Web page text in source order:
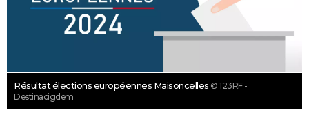
Résultat élections européennes Maisoncelles © 123RF -
Destinacigdem